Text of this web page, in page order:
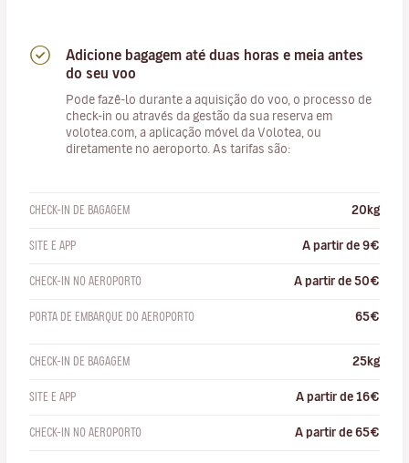
Adicione bagagem até duas horas e meia antes
do seu voo
Pode fazê-lo durante a aquisição do voo, o processo de
check-in ou através da gestão da sua reserva em
volotea.com, a aplicação móvel da Volotea, ou
diretamente no aeroporto. As tarifas são:
CHECK-IN DE BAGAGEM 20kg
SITE E APP A partir de 9€
CHECK-IN NO AEROPORTO A partir de 50€
PORTA DE EMBARQUE DO AEROPORTO 65€
CHECK-IN DE BAGAGEM 25kg
SITE E APP A partir de 16€
CHECK-IN NO AEROPORTO A partir de 65€